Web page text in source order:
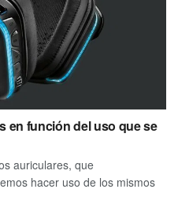
en función del uso que se
auriculares, que
hacer uso de los mismos